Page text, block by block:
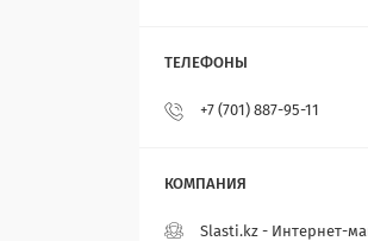
+7 (701) 887-95-11
Slasti.kz - Интернет-